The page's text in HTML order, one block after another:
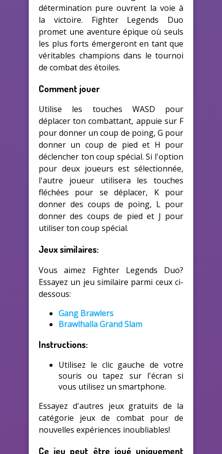
détermination pure ouvrent la voie à
la victoire. Fighter Legends Duo
promet une aventure épique où seuls
les plus forts émergeront en tant que
véritables champions dans le tournoi
de combat des étoiles.
Comment jouer
Utilise les touches WASD pour
déplacer ton combattant, appuie sur F
pour donner un coup de poing, G pour
donner un coup de pied et H pour
déclencher ton coup spécial. Si l'option
pour deux joueurs est sélectionnée,
l'autre joueur utilisera les touches
fléchées pour se déplacer, K pour
donner des coups de poing, L pour
donner des coups de pied et J pour
utiliser ton coup spécial.
Jeux similaires:
Vous aimez Fighter Legends Duo?
Essayez un jeu similaire parmi ceux ci-
dessous:
Gang Brawlers
Brawlhalla Grand Slam
Instructions:
Utilisez le clic gauche de votre
souris ou tapez sur l'écran si
vous utilisez un smartphone.
Essayez d'autres jeux gratuits de la
catégorie jeux de combat pour de
nouvelles expériences inoubliables!
Ce jeu peut être joué uniquement